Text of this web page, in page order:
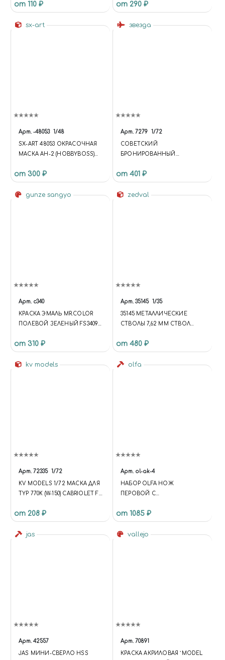
от 110 ₽ от 290 ₽
sx-art
Арт. -48053 1/48
SX-ART 48053 ОКРАСОЧНАЯ
МАСКА АН-2 (HOBBYBOSS)
от 300 ₽
звезда
Арт. 7279 1/72
СОВЕТСКИЙ
БРОНИРОВАННЫЙ
Г.)
от 401 ₽
gunze sangyo
Арт. c340
КРАСКА ЭМАЛЬ MR.COLOR
ПОЛЕВОЙ ЗЕЛЕНЫЙ FS34097
от 310 ₽
zedval
Арт. 35145 1/35
35145 МЕТАЛЛИЧЕСКИЕ
СТВОЛЫ 7,62 ММ СТВОЛ
ПКТ 3 ШТ.
от 480 ₽
kv models
Арт. 72335 1/72
KV MODELS 1/72 МАСКА ДЛЯ
TYP 770K (W-150) CABRIOLET F
КОЛЕСА
от 208 ₽
olfa
Арт. ol-ak-4
НАБОР OLFA НОЖ
ПЕРОВОЙ С
6ММ, 4ШТ
от 1085 ₽
jas
Арт. 42557
JAS МИНИ-СВЕРЛО HSS
vallejo
Арт. 70891
КРАСКА АКРИЛОВАЯ `MODEL